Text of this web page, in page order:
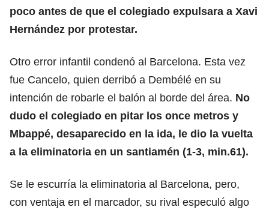
poco antes de que el colegiado expulsara a Xavi
Hernández por protestar.
Otro error infantil condenó al Barcelona. Esta vez
fue Cancelo, quien derribó a Dembélé en su
intención de robarle el balón al borde del área. No
dudo el colegiado en pitar los once metros y
Mbappé, desaparecido en la ida, le dio la vuelta
a la eliminatoria en un santiamén (1-3, min.61).
Se le escurría la eliminatoria al Barcelona, pero,
con ventaja en el marcador, su rival especuló algo